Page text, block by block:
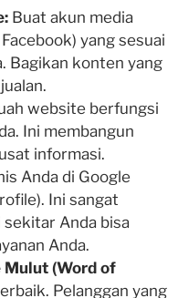
Buat akun media
yang sesuai
Bagikan konten yang
website berfungsi
Ini membangun
informasi.
Anda di Google
Ini sangat
Anda bisa
Anda.
Mulut (Word of
Pelanggan yang